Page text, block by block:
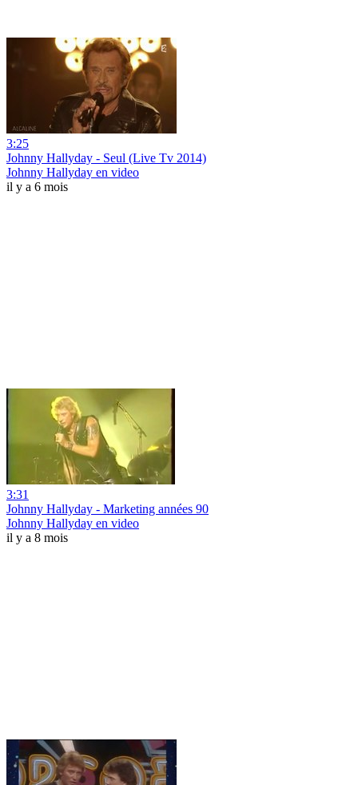
3:25
Johnny Hallyday - Seul (Live Tv 2014)
Johnny Hallyday en video
il y a 6 mois
3:31
Johnny Hallyday - Marketing années 90
Johnny Hallyday en video
il y a 8 mois